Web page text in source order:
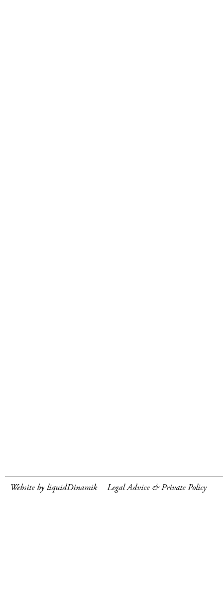
Website by liquidDinamik Legal Advice & Private Policy